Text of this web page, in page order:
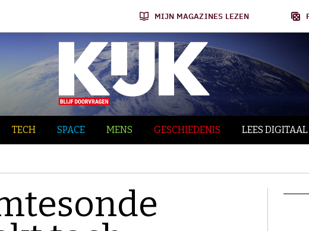
MIJN MAGAZINES LEZEN
TECH SPACE MENS GESCHIEDENIS LEES DIGITAAL